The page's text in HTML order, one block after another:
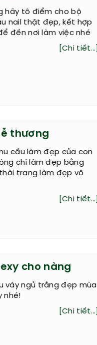
hãy tô điểm cho bộ
nail thật đẹp, kết hợp
đến nơi làm việc nhé
[Chi tiết...]
thương
cầu làm đẹp của con
chỉ làm đẹp bằng
trang làm đẹp vô
[Chi tiết...]
cho nàng
váy ngủ trắng đẹp mùa
nhé!
[Chi tiết...]